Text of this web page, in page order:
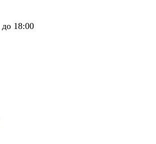
18:00